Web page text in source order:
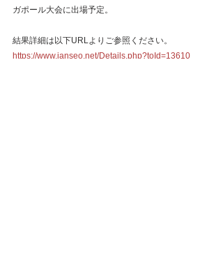
ガポール大会に出場予定。
結果詳細は以下URLよりご参照ください。
https://www.ianseo.net/Details.php?toId=13610